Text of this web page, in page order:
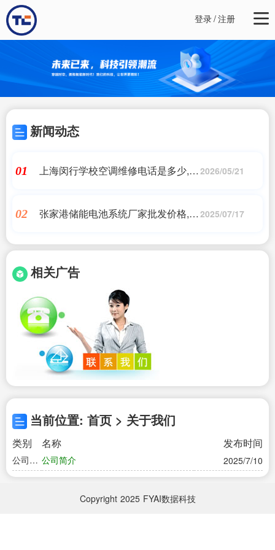
登录/注册
新闻动态
01
上海闵行学校空调维修电话是多少,闵2026/05/21
02
张家港储能电池系统厂家批发价格,储
百度爱采购
2025/07/17
相关广告
当前位置: 首页 > 关于我们
类别 名称 发布时间
公司简
介
公司简介 2025/7/10
Copyright 2025 FYAI数据科技